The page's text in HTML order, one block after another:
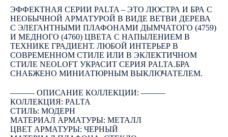
ЭФФЕКТНАЯ СЕРИИ PALTA – ЭТО ЛЮСТРА И БРА С
НЕОБЫЧНОЙ АРМАТУРОЙ В ВИДЕ ВЕТВИ ДЕРЕВА
С ЭЛЕГАНТНЫМИ ПЛАФОНАМИ ДЫМЧАТОГО (4759)
И МЕДНОГО (4760) ЦВЕТА С НАПЫЛЕНИЕМ В
ТЕХНИКЕ ГРАДИЕНТ. ЛЮБОЙ ИНТЕРЬЕР В
СОВРЕМЕННОМ СТИЛЕ ИЛИ В ЭКЛЕКТИЧНОМ
СТИЛЕ NEOLOFT УКРАСИТ СЕРИЯ PALTA.БРА
СНАБЖЕНО МИНИАТЮРНЫМ ВЫКЛЮЧАТЕЛЕМ.
――― ОПИСАНИЕ КОЛЛЕКЦИИ: ―――
КОЛЛЕКЦИЯ: PALTA
СТИЛЬ: МОДЕРН
МАТЕРИАЛ АРМАТУРЫ: МЕТАЛЛ
ЦВЕТ АРМАТУРЫ: ЧЕРНЫЙ